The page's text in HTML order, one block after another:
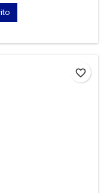
favorite_border